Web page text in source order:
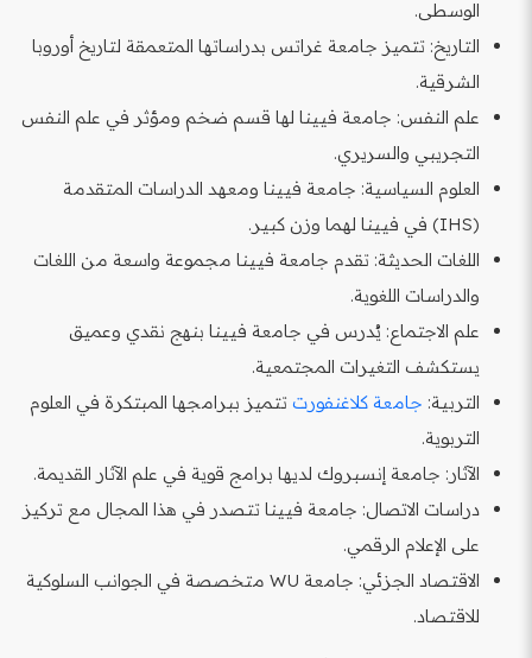
الوسطى.
التاريخ: تتميز جامعة غراتس بدراساتها المتعمقة لتاريخ أوروبا
الشرقية.
علم النفس: جامعة فيينا لها قسم ضخم ومؤثر في علم النفس
التجريبي والسريري.
العلوم السياسية: جامعة فيينا ومعهد الدراسات المتقدمة
(IHS) في فيينا لهما وزن كبير.
اللغات الحديثة: تقدم جامعة فيينا مجموعة واسعة من اللغات
والدراسات اللغوية.
علم الاجتماع: يُدرس في جامعة فيينا بنهج نقدي وعميق
يستكشف التغيرات المجتمعية.
التربية: جامعة كلاغنفورت تتميز ببرامجها المبتكرة في العلوم
التربوية.
الآثار: جامعة إنسبروك لديها برامج قوية في علم الآثار القديمة.
دراسات الاتصال: جامعة فيينا تتصدر في هذا المجال مع تركيز
على الإعلام الرقمي.
الاقتصاد الجزئي: جامعة WU متخصصة في الجوانب السلوكية
للاقتصاد.